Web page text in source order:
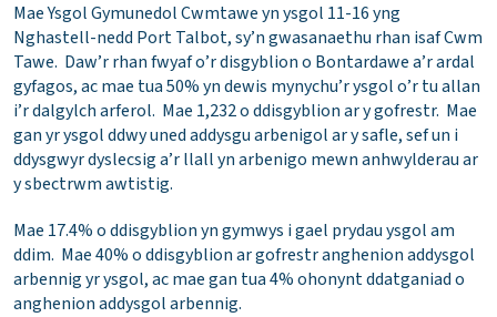
Mae Ysgol Gymunedol Cwmtawe yn ysgol 11-16 yng
Nghastell-nedd Port Talbot, sy’n gwasanaethu rhan isaf Cwm
Tawe. Daw’r rhan fwyaf o’r disgyblion o Bontardawe a’r ardal
gyfagos, ac mae tua 50% yn dewis mynychu’r ysgol o’r tu allan
i’r dalgylch arferol. Mae 1,232 o ddisgyblion ar y gofrestr. Mae
gan yr ysgol ddwy uned addysgu arbenigol ar y safle, sef un i
ddysgwyr dyslecsig a’r llall yn arbenigo mewn anhwylderau ar
y sbectrwm awtistig.
Mae 17.4% o ddisgyblion yn gymwys i gael prydau ysgol am
ddim. Mae 40% o ddisgyblion ar gofrestr anghenion addysgol
arbennig yr ysgol, ac mae gan tua 4% ohonynt ddatganiad o
anghenion addysgol arbennig.